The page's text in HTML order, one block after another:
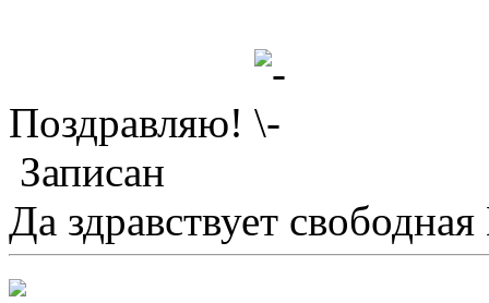
Поздравляю!
Записан
Да здравствует